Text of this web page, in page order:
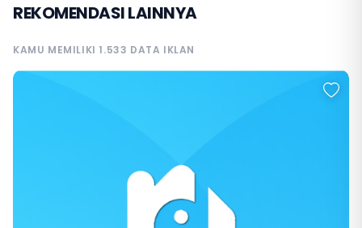
REKOMENDASI LAINNYA
KAMU MEMILIKI 1.533 DATA IKLAN